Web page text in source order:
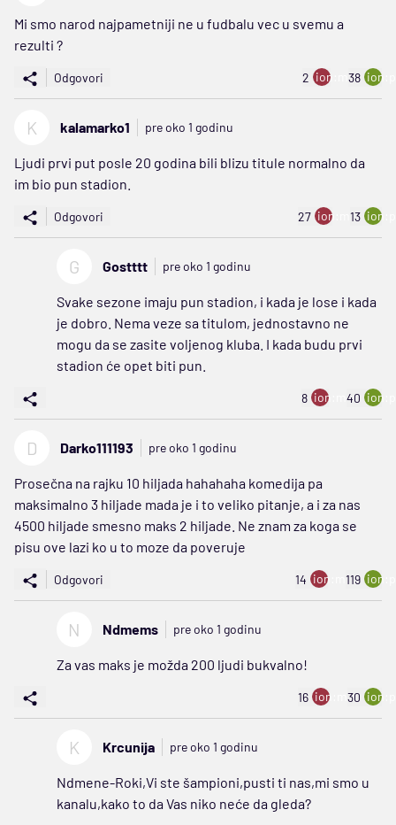
Mi smo narod najpametniji ne u fudbalu vec u svemu a
rezulti ?
Odgovori 2 ion:minus
38
K kalamarko1 pre oko 1 godinu
Ljudi prvi put posle 20 godina bili blizu titule normalno da
im bio pun stadion.
Odgovori 27 ion:minus
13
G Gostttt pre oko 1 godinu
Svake sezone imaju pun stadion, i kada je lose i kada
je dobro. Nema veze sa titulom, jednostavno ne
mogu da se zasite voljenog kluba. I kada budu prvi
stadion će opet biti pun.
8 ion:minus
40
D Darko111193 pre oko 1 godinu
Prosečna na rajku 10 hiljada hahahaha komedija pa
maksimalno 3 hiljade mada je i to veliko pitanje, a i za nas
4500 hiljade smesno maks 2 hiljade. Ne znam za koga se
pisu ove lazi ko u to moze da poveruje
Odgovori 14 ion:minus
119
N Ndmems pre oko 1 godinu
Za vas maks je možda 200 ljudi bukvalno!
16 ion:minus
30
K Krcunija pre oko 1 godinu
Ndmene-Roki,Vi ste šampioni,pusti ti nas,mi smo u
kanalu,kako to da Vas niko neće da gleda?